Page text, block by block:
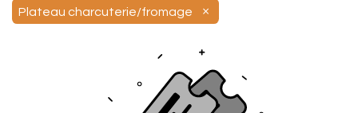
Plateau charcuterie/fromage ×